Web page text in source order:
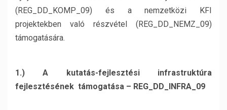
(REG_DD_KOMP_09) és a nemzetközi KFI
projektekben való részvétel (REG_DD_NEMZ_09)
támogatására.
1.) A kutatás-fejlesztési infrastruktúra
fejlesztésének támogatása – REG_DD_INFRA_09